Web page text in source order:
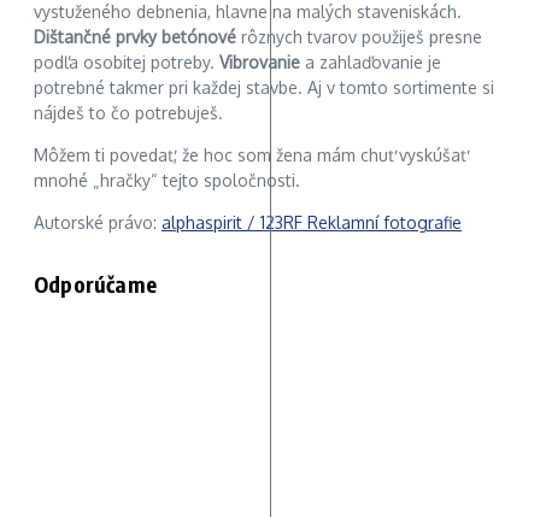
vystuženého debnenia, hlavne na malých staveniskách.
Dištančné prvky betónové rôznych tvarov použiješ presne
podľa osobitej potreby. Vibrovanie a zahlaďovanie je
potrebné takmer pri každej stavbe. Aj v tomto sortimente si
nájdeš to čo potrebuješ.
Môžem ti povedať, že hoc som žena mám chuť vyskúšať
mnohé „hračky“ tejto spoločnosti.
Autorské právo: alphaspirit / 123RF Reklamní fotografie
Odporúčame